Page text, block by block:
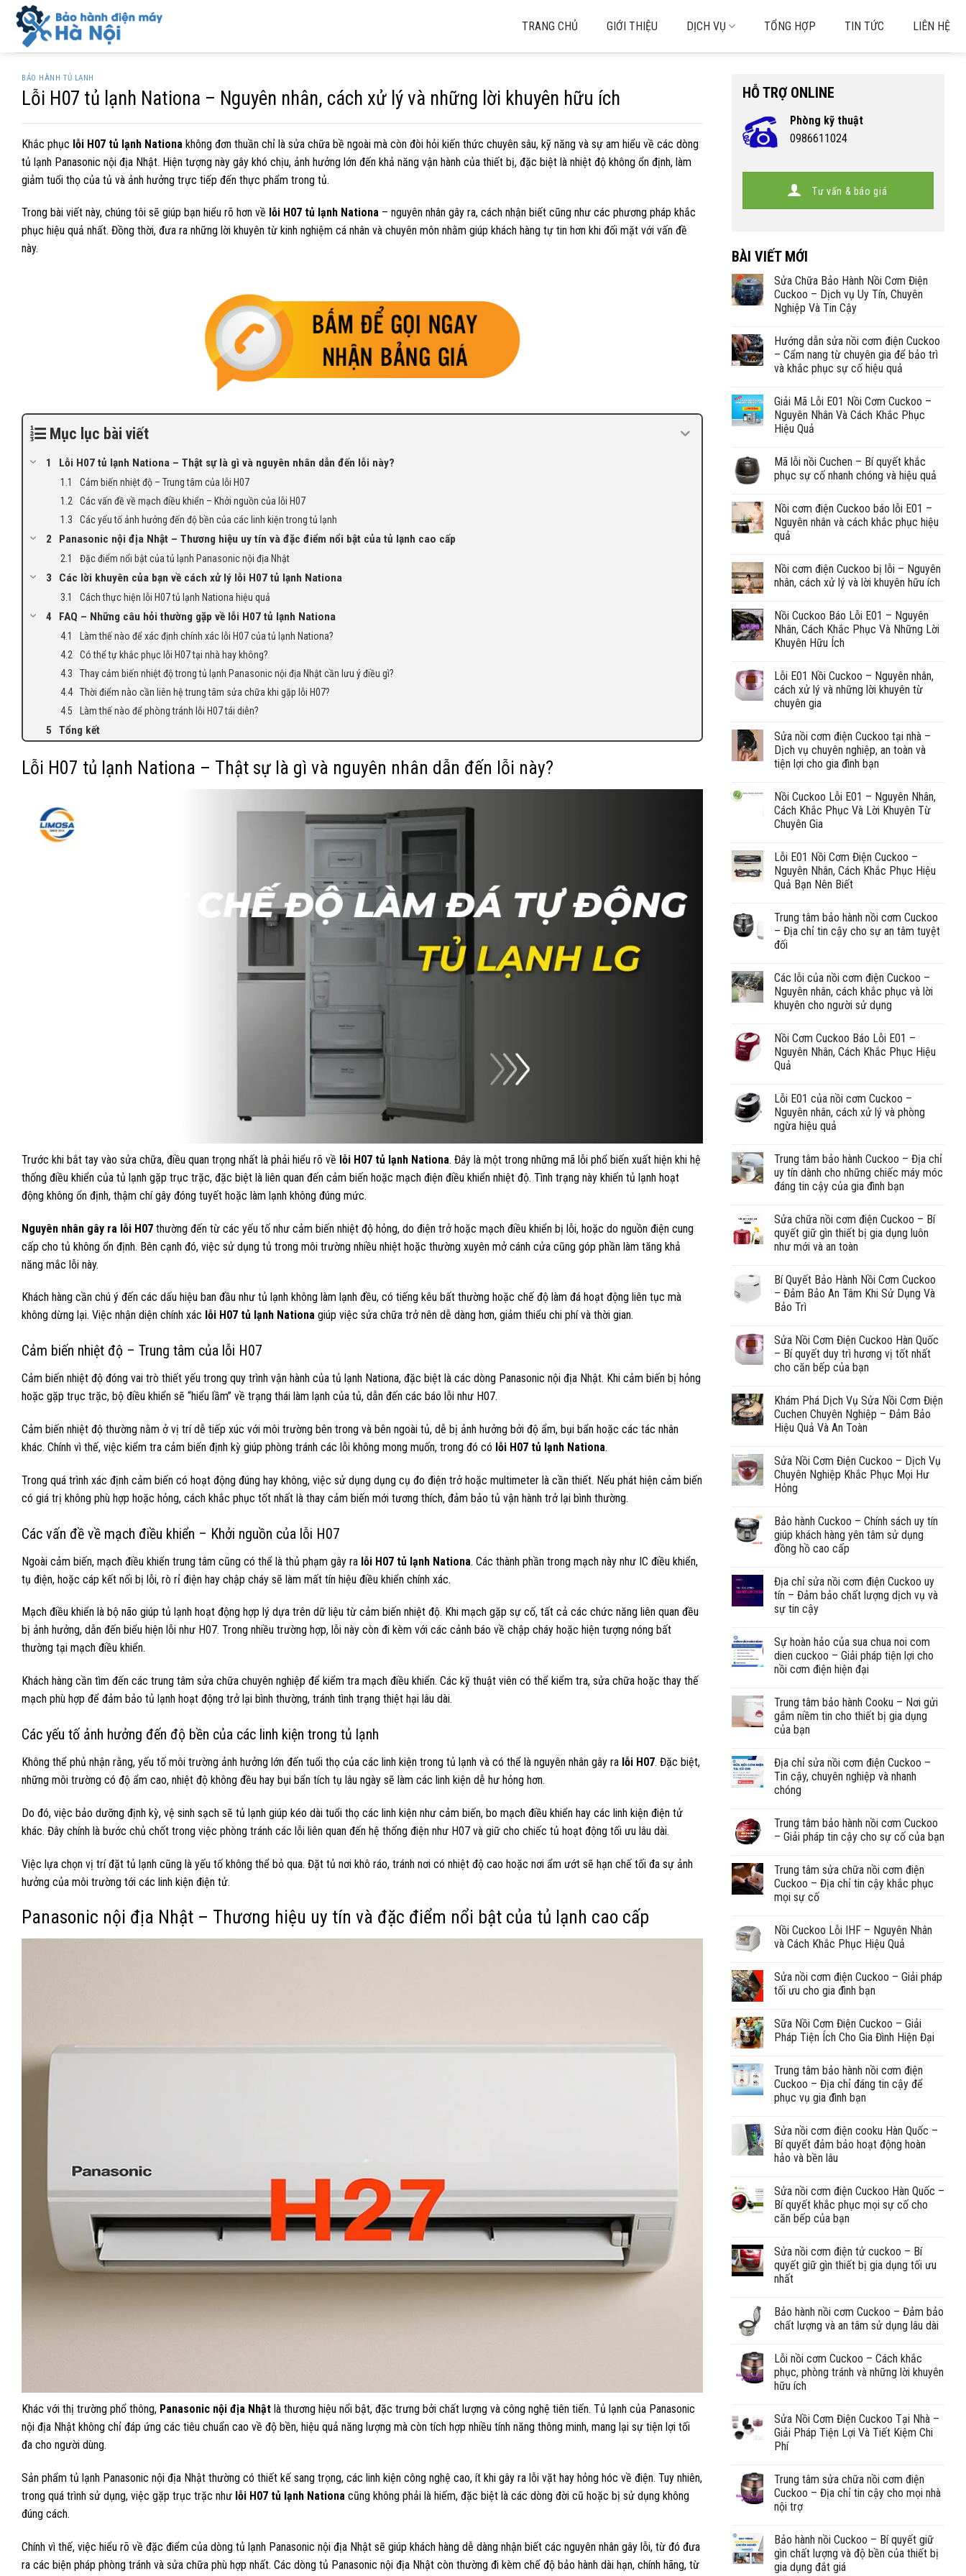
Skip
content
TRANG CHỦ GIỚI THIỆU DỊCH VỤ TỔNG HỢP TIN TỨC LIÊN HỆ
BẢO HÀNH TỦ LẠNH
Lỗi H07 tủ lạnh Nationa – Nguyên nhân, cách xử lý và những lời khuyên hữu ích
Khắc phục lỗi H07 tủ lạnh Nationa không đơn thuần chỉ là sửa chữa bề ngoài mà còn đòi hỏi kiến thức chuyên sâu, kỹ năng và sự am hiểu về các dòng
tủ lạnh Panasonic nội địa Nhật. Hiện tượng này gây khó chịu, ảnh hưởng lớn đến khả năng vận hành của thiết bị, đặc biệt là nhiệt độ không ổn định, làm
giảm tuổi thọ của tủ và ảnh hưởng trực tiếp đến thực phẩm trong tủ.
Trong bài viết này, chúng tôi sẽ giúp bạn hiểu rõ hơn về lỗi H07 tủ lạnh Nationa – nguyên nhân gây ra, cách nhận biết cũng như các phương pháp khắc
phục hiệu quả nhất. Đồng thời, đưa ra những lời khuyên từ kinh nghiệm cá nhân và chuyên môn nhằm giúp khách hàng tự tin hơn khi đối mặt với vấn đề
này.
Mục lục bài viết
Lỗi H07 tủ lạnh Nationa – Thật sự là gì và nguyên nhân dẫn đến lỗi này?
Cảm biến nhiệt độ – Trung tâm của lỗi H07
Các vấn đề về mạch điều khiển – Khởi nguồn của lỗi H07
Các yếu tố ảnh hưởng đến độ bền của các linh kiện trong tủ lạnh
Panasonic nội địa Nhật – Thương hiệu uy tín và đặc điểm nổi bật của tủ lạnh cao cấp
Đặc điểm nổi bật của tủ lạnh Panasonic nội địa Nhật
Các lời khuyên của bạn về cách xử lý lỗi H07 tủ lạnh Nationa
Cách thực hiện lỗi H07 tủ lạnh Nationa hiệu quả
FAQ – Những câu hỏi thường gặp về lỗi H07 tủ lạnh Nationa
Làm thế nào để xác định chính xác lỗi H07 của tủ lạnh Nationa?
Có thể tự khắc phục lỗi H07 tại nhà hay không?
Thay cảm biến nhiệt độ trong tủ lạnh Panasonic nội địa Nhật cần lưu ý điều gì?
Thời điểm nào cần liên hệ trung tâm sửa chữa khi gặp lỗi H07?
Làm thế nào để phòng tránh lỗi H07 tái diễn?
Tổng kết
Lỗi H07 tủ lạnh Nationa – Thật sự là gì và nguyên nhân dẫn đến lỗi này?
Trước khi bắt tay vào sửa chữa, điều quan trọng nhất là phải hiểu rõ về lỗi H07 tủ lạnh Nationa. Đây là một trong những mã lỗi phổ biến xuất hiện khi hệ
thống điều khiển của tủ lạnh gặp trục trặc, đặc biệt là liên quan đến cảm biến hoặc mạch điện điều khiển nhiệt độ. Tình trạng này khiến tủ lạnh hoạt
động không ổn định, thậm chí gây đóng tuyết hoặc làm lạnh không đúng mức.
Nguyên nhân gây ra lỗi H07 thường đến từ các yếu tố như cảm biến nhiệt độ hỏng, do điện trở hoặc mạch điều khiển bị lỗi, hoặc do nguồn điện cung
cấp cho tủ không ổn định. Bên cạnh đó, việc sử dụng tủ trong môi trường nhiều nhiệt hoặc thường xuyên mở cánh cửa cũng góp phần làm tăng khả
năng mắc lỗi này.
Khách hàng cần chú ý đến các dấu hiệu ban đầu như tủ lạnh không làm lạnh đều, có tiếng kêu bất thường hoặc chế độ làm đá hoạt động liên tục mà
không dừng lại. Việc nhận diện chính xác lỗi H07 tủ lạnh Nationa giúp việc sửa chữa trở nên dễ dàng hơn, giảm thiểu chi phí và thời gian.
Cảm biến nhiệt độ – Trung tâm của lỗi H07
Cảm biến nhiệt độ đóng vai trò thiết yếu trong quy trình vận hành của tủ lạnh Nationa, đặc biệt là các dòng Panasonic nội địa Nhật. Khi cảm biến bị hỏng
hoặc gặp trục trặc, bộ điều khiển sẽ “hiểu lầm” về trạng thái làm lạnh của tủ, dẫn đến các báo lỗi như H07.
Cảm biến nhiệt độ thường nằm ở vị trí dễ tiếp xúc với môi trường bên trong và bên ngoài tủ, dễ bị ảnh hưởng bởi độ ẩm, bụi bẩn hoặc các tác nhân
khác. Chính vì thế, việc kiểm tra cảm biến định kỳ giúp phòng tránh các lỗi không mong muốn, trong đó có lỗi H07 tủ lạnh Nationa.
Trong quá trình xác định cảm biến có hoạt động đúng hay không, việc sử dụng dụng cụ đo điện trở hoặc multimeter là cần thiết. Nếu phát hiện cảm biến
có giá trị không phù hợp hoặc hỏng, cách khắc phục tốt nhất là thay cảm biến mới tương thích, đảm bảo tủ vận hành trở lại bình thường.
Các vấn đề về mạch điều khiển – Khởi nguồn của lỗi H07
Ngoài cảm biến, mạch điều khiển trung tâm cũng có thể là thủ phạm gây ra lỗi H07 tủ lạnh Nationa. Các thành phần trong mạch này như IC điều khiển,
tụ điện, hoặc cáp kết nối bị lỗi, rò rỉ điện hay chập cháy sẽ làm mất tín hiệu điều khiển chính xác.
Mạch điều khiển là bộ não giúp tủ lạnh hoạt động hợp lý dựa trên dữ liệu từ cảm biến nhiệt độ. Khi mạch gặp sự cố, tất cả các chức năng liên quan đều
bị ảnh hưởng, dẫn đến biểu hiện lỗi như H07. Trong nhiều trường hợp, lỗi này còn đi kèm với các cảnh báo về chập cháy hoặc hiện tượng nóng bất
thường tại mạch điều khiển.
Khách hàng cần tìm đến các trung tâm sửa chữa chuyên nghiệp để kiểm tra mạch điều khiển. Các kỹ thuật viên có thể kiểm tra, sửa chữa hoặc thay thế
mạch phù hợp để đảm bảo tủ lạnh hoạt động trở lại bình thường, tránh tình trạng thiệt hại lâu dài.
Các yếu tố ảnh hưởng đến độ bền của các linh kiện trong tủ lạnh
Không thể phủ nhận rằng, yếu tố môi trường ảnh hưởng lớn đến tuổi thọ của các linh kiện trong tủ lạnh và có thể là nguyên nhân gây ra lỗi H07. Đặc biệt,
những môi trường có độ ẩm cao, nhiệt độ không đều hay bụi bẩn tích tụ lâu ngày sẽ làm các linh kiện dễ hư hỏng hơn.
Do đó, việc bảo dưỡng định kỳ, vệ sinh sạch sẽ tủ lạnh giúp kéo dài tuổi thọ các linh kiện như cảm biến, bo mạch điều khiển hay các linh kiện điện tử
khác. Đây chính là bước chủ chốt trong việc phòng tránh các lỗi liên quan đến hệ thống điện như H07 và giữ cho chiếc tủ hoạt động tối ưu lâu dài.
Việc lựa chọn vị trí đặt tủ lạnh cũng là yếu tố không thể bỏ qua. Đặt tủ nơi khô ráo, tránh nơi có nhiệt độ cao hoặc nơi ẩm ướt sẽ hạn chế tối đa sự ảnh
hưởng của môi trường tới các linh kiện điện tử.
Panasonic nội địa Nhật – Thương hiệu uy tín và đặc điểm nổi bật của tủ lạnh cao cấp
Khác với thị trường phổ thông, Panasonic nội địa Nhật là thương hiệu nổi bật, đặc trưng bởi chất lượng và công nghệ tiên tiến. Tủ lạnh của Panasonic
nội địa Nhật không chỉ đáp ứng các tiêu chuẩn cao về độ bền, hiệu quả năng lượng mà còn tích hợp nhiều tính năng thông minh, mang lại sự tiện lợi tối
đa cho người dùng.
Sản phẩm tủ lạnh Panasonic nội địa Nhật thường có thiết kế sang trọng, các linh kiện công nghệ cao, ít khi gây ra lỗi vặt hay hỏng hóc về điện. Tuy nhiên,
trong quá trình sử dụng, việc gặp trục trặc như lỗi H07 tủ lạnh Nationa cũng không phải là hiếm, đặc biệt là các dòng đời cũ hoặc bị sử dụng không
đúng cách.
Chính vì thế, việc hiểu rõ về đặc điểm của dòng tủ lạnh Panasonic nội địa Nhật sẽ giúp khách hàng dễ dàng nhận biết các nguyên nhân gây lỗi, từ đó đưa
ra các biện pháp phòng tránh và sửa chữa phù hợp nhất. Các dòng tủ Panasonic nội địa Nhật còn thường đi kèm chế độ bảo hành dài hạn, chính hãng, từ
HỖ TRỢ ONLINE
Phòng kỹ thuật
0986611024
Tư vấn & báo giá
BÀI VIẾT MỚI
Sửa Chữa Bảo Hành Nồi Cơm Điện
Cuckoo – Dịch vụ Uy Tín, Chuyên
Nghiệp Và Tin Cậy
Hướng dẫn sửa nồi cơm điện Cuckoo
– Cẩm nang từ chuyên gia để bảo trì
và khắc phục sự cố hiệu quả
Giải Mã Lỗi E01 Nồi Cơm Cuckoo –
Nguyên Nhân Và Cách Khắc Phục
Hiệu Quả
Mã lỗi nồi Cuchen – Bí quyết khắc
phục sự cố nhanh chóng và hiệu quả
Nồi cơm điện Cuckoo báo lỗi E01 –
Nguyên nhân và cách khắc phục hiệu
quả
Nồi cơm điện Cuckoo bị lỗi – Nguyên
nhân, cách xử lý và lời khuyên hữu ích
Nồi Cuckoo Báo Lỗi E01 – Nguyên
Nhân, Cách Khắc Phục Và Những Lời
Khuyên Hữu Ích
Lỗi E01 Nồi Cuckoo – Nguyên nhân,
cách xử lý và những lời khuyên từ
chuyên gia
Sửa nồi cơm điện Cuckoo tại nhà –
Dịch vụ chuyên nghiệp, an toàn và
tiện lợi cho gia đình bạn
Nồi Cuckoo Lỗi E01 – Nguyên Nhân,
Cách Khắc Phục Và Lời Khuyên Từ
Chuyên Gia
Lỗi E01 Nồi Cơm Điện Cuckoo –
Nguyên Nhân, Cách Khắc Phục Hiệu
Quả Bạn Nên Biết
Trung tâm bảo hành nồi cơm Cuckoo
– Địa chỉ tin cậy cho sự an tâm tuyệt
đối
Các lỗi của nồi cơm điện Cuckoo –
Nguyên nhân, cách khắc phục và lời
khuyên cho người sử dụng
Nồi Cơm Cuckoo Báo Lỗi E01 –
Nguyên Nhân, Cách Khắc Phục Hiệu
Quả
Lỗi E01 của nồi cơm Cuckoo –
Nguyên nhân, cách xử lý và phòng
ngừa hiệu quả
Trung tâm bảo hành Cuckoo – Địa chỉ
uy tín dành cho những chiếc máy móc
đáng tin cậy của gia đình bạn
Sửa chữa nồi cơm điện Cuckoo – Bí
quyết giữ gìn thiết bị gia dụng luôn
như mới và an toàn
Bí Quyết Bảo Hành Nồi Cơm Cuckoo
– Đảm Bảo An Tâm Khi Sử Dụng Và
Bảo Trì
Sửa Nồi Cơm Điện Cuckoo Hàn Quốc
– Bí quyết duy trì hương vị tốt nhất
cho căn bếp của bạn
Khám Phá Dịch Vụ Sửa Nồi Cơm Điện
Cuchen Chuyên Nghiệp – Đảm Bảo
Hiệu Quả Và An Toàn
Sửa Nồi Cơm Điện Cuckoo – Dịch Vụ
Chuyên Nghiệp Khắc Phục Mọi Hư
Hỏng
Bảo hành Cuckoo – Chính sách uy tín
giúp khách hàng yên tâm sử dụng
đồng hồ cao cấp
Địa chỉ sửa nồi cơm điện Cuckoo uy
tín – Đảm bảo chất lượng dịch vụ và
sự tin cậy
Sự hoàn hảo của sua chua noi com
dien cuckoo – Giải pháp tiện lợi cho
nồi cơm điện hiện đại
Trung tâm bảo hành Cooku – Nơi gửi
gắm niềm tin cho thiết bị gia dụng
của bạn
Địa chỉ sửa nồi cơm điện Cuckoo –
Tin cậy, chuyên nghiệp và nhanh
chóng
Trung tâm bảo hành nồi cơm Cuckoo
– Giải pháp tin cậy cho sự cố của bạn
Trung tâm sửa chữa nồi cơm điện
Cuckoo – Địa chỉ tin cậy khắc phục
mọi sự cố
Nồi Cuckoo Lỗi IHF – Nguyên Nhân
và Cách Khắc Phục Hiệu Quả
Sửa nồi cơm điện Cuckoo – Giải pháp
tối ưu cho gia đình bạn
Sữa Nồi Cơm Điện Cuckoo – Giải
Pháp Tiện Ích Cho Gia Đình Hiện Đại
Trung tâm bảo hành nồi cơm điện
Cuckoo – Địa chỉ đáng tin cậy để
phục vụ gia đình bạn
Sửa nồi cơm điện cooku Hàn Quốc –
Bí quyết đảm bảo hoạt động hoàn
hảo và bền lâu
Sửa nồi cơm điện Cuckoo Hàn Quốc –
Bí quyết khắc phục mọi sự cố cho
căn bếp của bạn
Sửa nồi cơm điện tử cuckoo – Bí
quyết giữ gìn thiết bị gia dụng tối ưu
nhất
Bảo hành nồi cơm Cuckoo – Đảm bảo
chất lượng và an tâm sử dụng lâu dài
Lỗi nồi cơm Cuckoo – Cách khắc
phục, phòng tránh và những lời khuyên
hữu ích
Sửa Nồi Cơm Điện Cuckoo Tại Nhà –
Giải Pháp Tiện Lợi Và Tiết Kiệm Chi
Phí
Trung tâm sửa chữa nồi cơm điện
Cuckoo – Địa chỉ tin cậy cho mọi nhà
nội trợ
Bảo hành nồi Cuckoo – Bí quyết giữ
gìn chất lượng và độ bền của thiết bị
gia dụng đắt giá